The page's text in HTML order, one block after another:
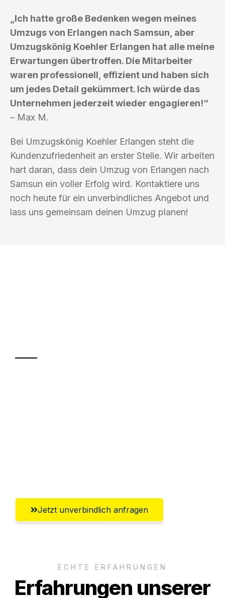
„Ich hatte große Bedenken wegen meines
Umzugs von Erlangen nach Samsun, aber
Umzugskönig Koehler Erlangen hat alle meine
Erwartungen übertroffen. Die Mitarbeiter
waren professionell, effizient und haben sich
um jedes Detail gekümmert. Ich würde das
Unternehmen jederzeit wieder engagieren!“
– Max M.
Bei Umzugskönig Koehler Erlangen steht die
Kundenzufriedenheit an erster Stelle. Wir arbeiten
hart daran, dass dein Umzug von Erlangen nach
Samsun ein voller Erfolg wird. Kontaktiere uns
noch heute für ein unverbindliches Angebot und
lass uns gemeinsam deinen Umzug planen!
Jetzt unverbindlich anfragen
ECHTE ERFAHRUNGEN
Erfahrungen unserer